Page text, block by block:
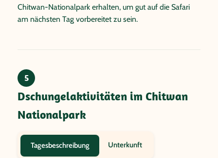
Chitwan-Nationalpark erhalten, um gut auf die Safari
am nächsten Tag vorbereitet zu sein.
5
Dschungelaktivitäten im Chitwan
Nationalpark
Tagesbeschreibung Unterkunft